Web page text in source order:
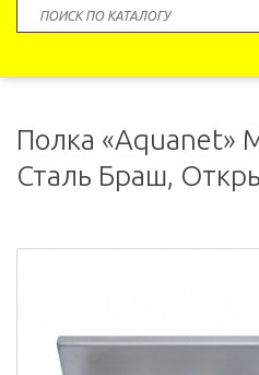
Полка «Aquanet»
Сталь Браш,